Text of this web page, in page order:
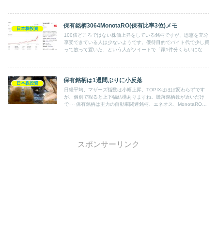
日本株投資 保有銘柄3064MonotaRO(保有比率3位)メモ
100倍どころではない株価上昇をしている銘柄ですが、恩恵を充分
享受できている人は少ないようです。優待目的でバイト代で少し買
って放って置いた、という人がツイートで「家1件分くらいになっ
日本株投資 保有銘柄は1週間ぶりに小反落
日経平均、マザーズ指数は小幅上昇。TOPIXはほぼ変わらずです
が、個別で観ると上下幅結構ありますね。騰落銘柄数が近いだけ
で･･･保有銘柄は主力の自動車関連銘柄、エネオス、MonotaROな
スポンサーリンク